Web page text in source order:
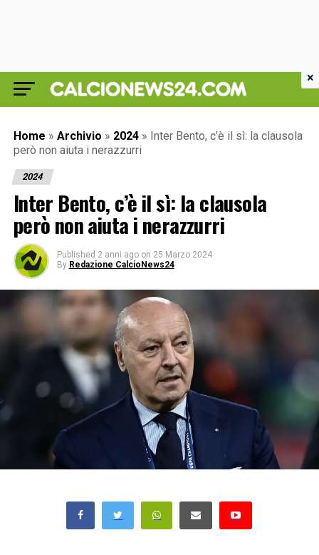
Home » Archivio » 2024 » Inter Bento, c’è il sì: la clausola
però non aiuta i nerazzurri
2024
Inter Bento, c’è il sì: la clausola
però non aiuta i nerazzurri
Published 2 anni ago on 25 Marzo 2024
By Redazione CalcioNews24
×